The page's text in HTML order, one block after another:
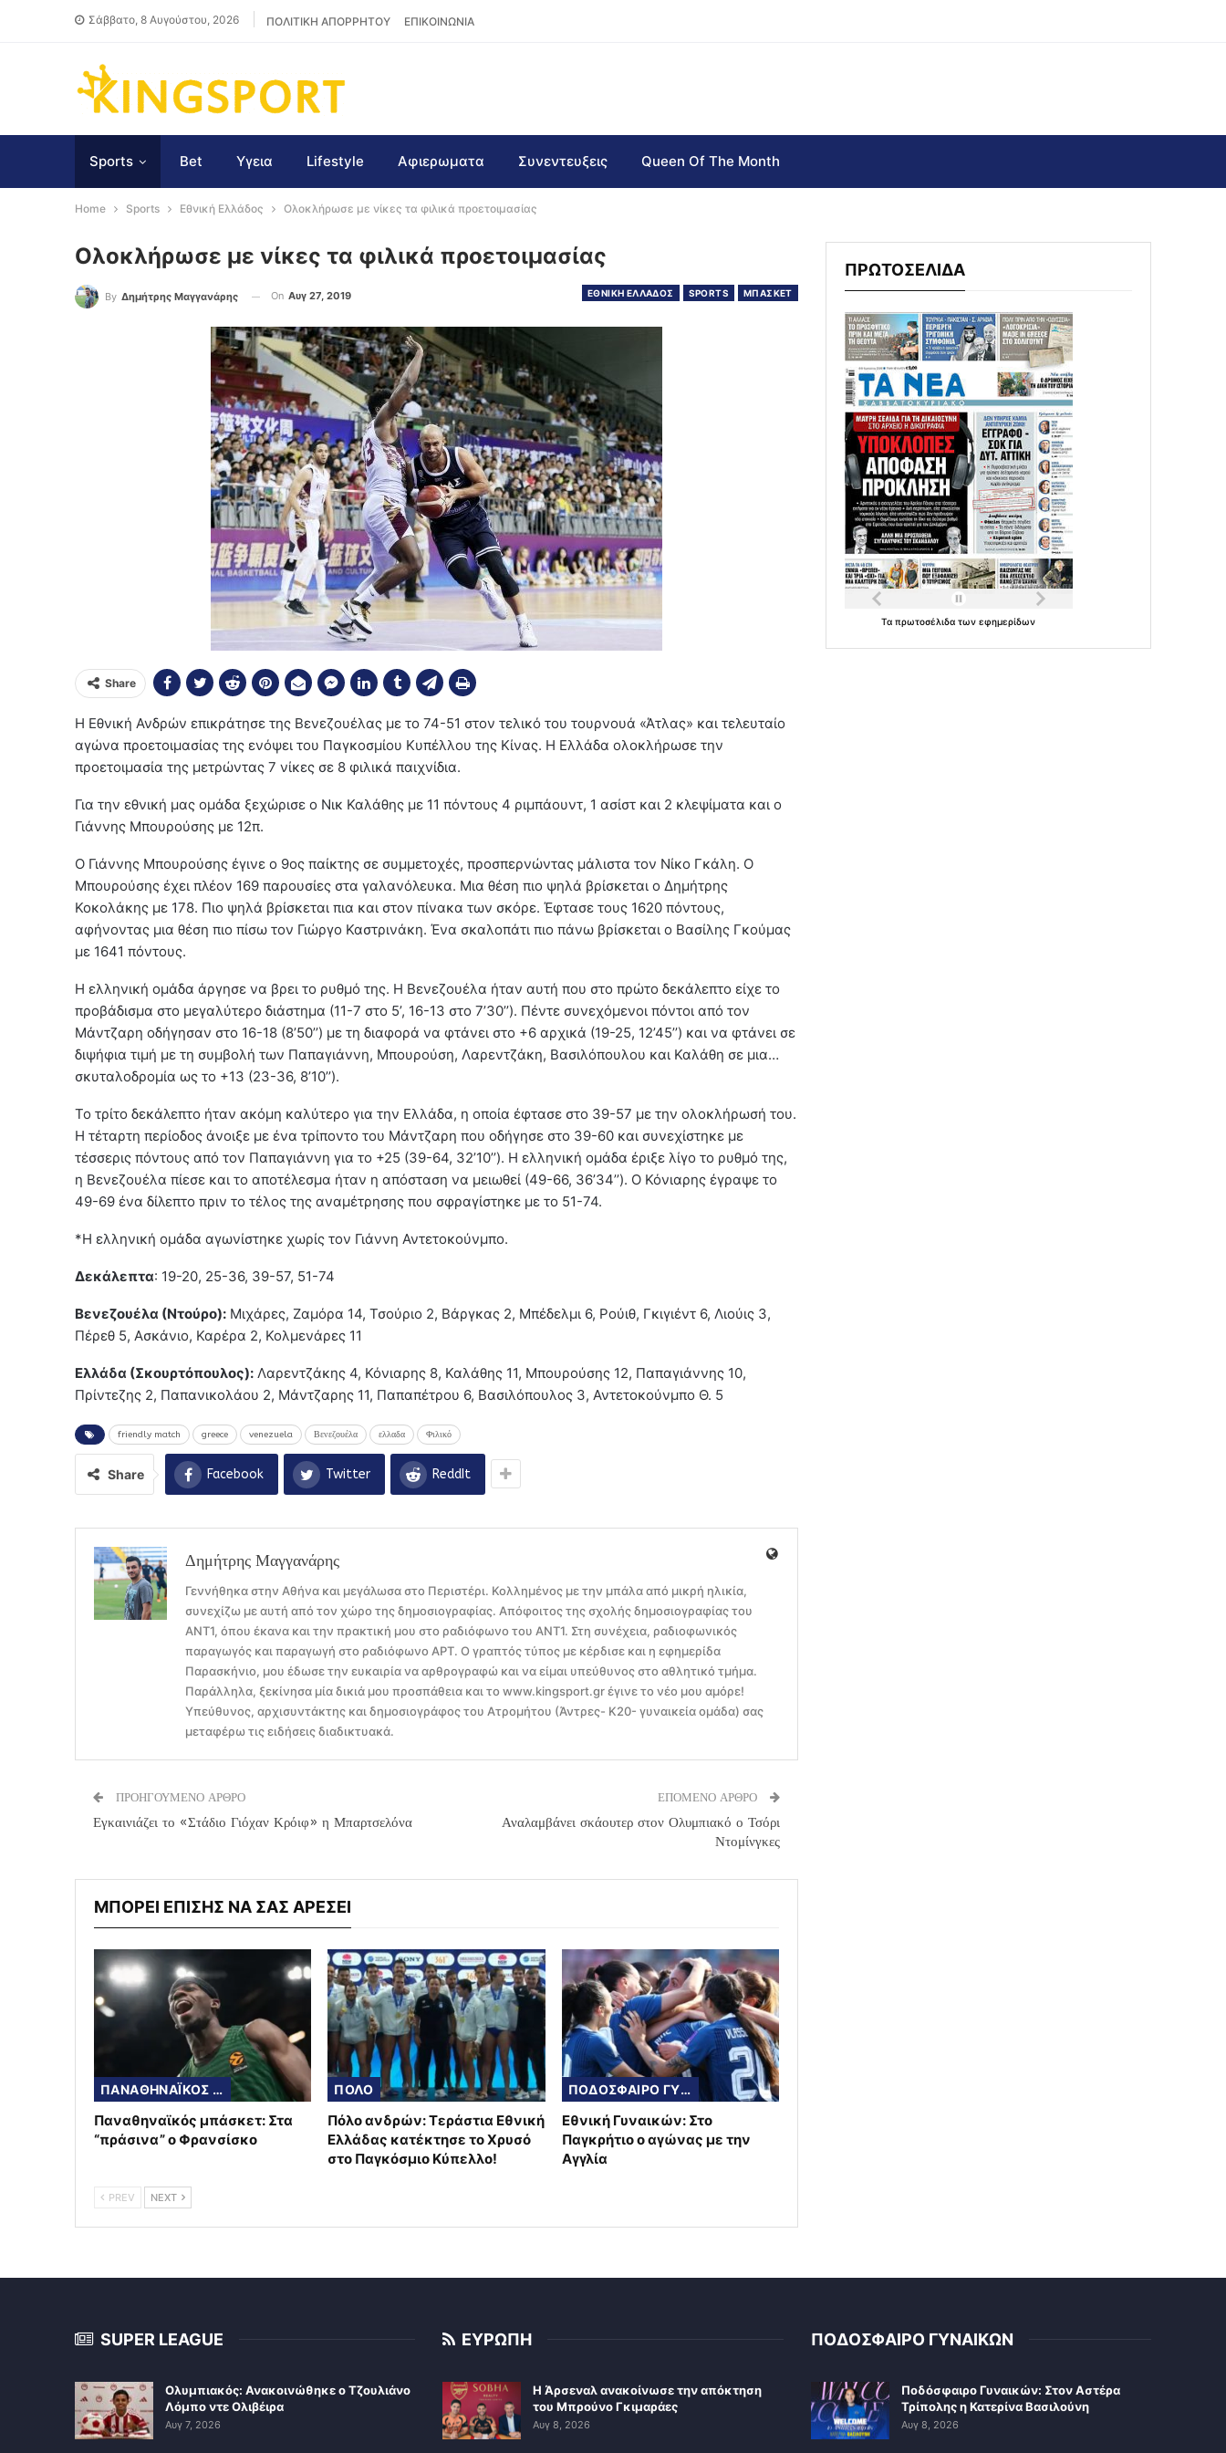
Σάββατο, 8 Αυγούστου, 2026 ΠΟΛΙΤΙΚΗ ΑΠΟΡΡΗΤΟΥ ΕΠΙΚΟΙΝΩΝΙΑ
Sports Bet Υγεια Lifestyle Αφιερωματα Συνεντευξεις Queen Of The Month
Home Sports Εθνική Ελλάδος Ολοκλήρωσε με νίκες τα φιλικά προετοιμασίας
Ολοκλήρωσε με νίκες τα φιλικά προετοιμασίας
ΕΘΝΙΚΗ ΕΛΛΑΔΟΣ SPORTS ΜΠΑΣΚΕΤ
By Δημήτρης Μαγγανάρης On Αυγ 27, 2019
Share
Η Εθνική Ανδρών επικράτησε της Βενεζουέλας με το 74-51 στον τελικό του τουρνουά «Άτλας» και τελευταίο
αγώνα προετοιμασίας της ενόψει του Παγκοσμίου Κυπέλλου της Κίνας. Η Ελλάδα ολοκλήρωσε την
προετοιμασία της μετρώντας 7 νίκες σε 8 φιλικά παιχνίδια.
Για την εθνική μας ομάδα ξεχώρισε ο Νικ Καλάθης με 11 πόντους 4 ριμπάουντ, 1 ασίστ και 2 κλεψίματα και ο
Γιάννης Μπουρούσης με 12π.
Ο Γιάννης Μπουρούσης έγινε ο 9ος παίκτης σε συμμετοχές, προσπερνώντας μάλιστα τον Νίκο Γκάλη. Ο
Μπουρούσης έχει πλέον 169 παρουσίες στα γαλανόλευκα. Μια θέση πιο ψηλά βρίσκεται ο Δημήτρης
Κοκολάκης με 178. Πιο ψηλά βρίσκεται πια και στον πίνακα των σκόρε. Έφτασε τους 1620 πόντους,
αφήνοντας μια θέση πιο πίσω τον Γιώργο Καστρινάκη. Ένα σκαλοπάτι πιο πάνω βρίσκεται ο Βασίλης Γκούμας
με 1641 πόντους.
Η ελληνική ομάδα άργησε να βρει το ρυθμό της. Η Βενεζουέλα ήταν αυτή που στο πρώτο δεκάλεπτο είχε το
προβάδισμα στο μεγαλύτερο διάστημα (11-7 στο 5’, 16-13 στο 7’30’’). Πέντε συνεχόμενοι πόντοι από τον
Μάντζαρη οδήγησαν στο 16-18 (8’50’’) με τη διαφορά να φτάνει στο +6 αρχικά (19-25, 12’45’’) και να φτάνει σε
διψήφια τιμή με τη συμβολή των Παπαγιάννη, Μπουρούση, Λαρεντζάκη, Βασιλόπουλου και Καλάθη σε μια…
σκυταλοδρομία ως το +13 (23-36, 8’10’’).
Το τρίτο δεκάλεπτο ήταν ακόμη καλύτερο για την Ελλάδα, η οποία έφτασε στο 39-57 με την ολοκλήρωσή του.
Η τέταρτη περίοδος άνοιξε με ένα τρίποντο του Μάντζαρη που οδήγησε στο 39-60 και συνεχίστηκε με
τέσσερις πόντους από τον Παπαγιάννη για το +25 (39-64, 32’10’’). Η ελληνική ομάδα έριξε λίγο το ρυθμό της,
η Βενεζουέλα πίεσε και το αποτέλεσμα ήταν η απόσταση να μειωθεί (49-66, 36’34’’). Ο Κόνιαρης έγραψε το
49-69 ένα δίλεπτο πριν το τέλος της αναμέτρησης που σφραγίστηκε με το 51-74.
*Η ελληνική ομάδα αγωνίστηκε χωρίς τον Γιάννη Αντετοκούνμπο.
Δεκάλεπτα: 19-20, 25-36, 39-57, 51-74
Βενεζουέλα (Ντούρο): Μιχάρες, Ζαμόρα 14, Τσούριο 2, Βάργκας 2, Μπέδελμι 6, Ρούιθ, Γκιγιέντ 6, Λιούις 3,
Πέρεθ 5, Ασκάνιο, Καρέρα 2, Κολμενάρες 11
Ελλάδα (Σκουρτόπουλος): Λαρεντζάκης 4, Κόνιαρης 8, Καλάθης 11, Μπουρούσης 12, Παπαγιάννης 10,
Πρίντεζης 2, Παπανικολάου 2, Μάντζαρης 11, Παπαπέτρου 6, Βασιλόπουλος 3, Αντετοκούνμπο Θ. 5
friendly match greece venezuela Βενεζουέλα ελλαδα Φιλικό
Share Facebook Twitter ReddIt
Δημήτρης Μαγγανάρης
Γεννήθηκα στην Αθήνα και μεγάλωσα στο Περιστέρι. Κολλημένος με την μπάλα από μικρή ηλικία,
συνεχίζω με αυτή από τον χώρο της δημοσιογραφίας. Απόφοιτος της σχολής δημοσιογραφίας του
ΑΝΤ1, όπου έκανα και την πρακτική μου στο ραδιόφωνο του ΑΝΤ1. Στη συνέχεια, ραδιοφωνικός
παραγωγός και παραγωγή στο ραδιόφωνο ΑΡΤ. Ο γραπτός τύπος με κέρδισε και η εφημερίδα
Παρασκήνιο, μου έδωσε την ευκαιρία να αρθρογραφώ και να είμαι υπεύθυνος στο αθλητικό τμήμα.
Παράλληλα, ξεκίνησα μία δικιά μου προσπάθεια και το www.kingsport.gr έγινε το νέο μου αμόρε!
Υπεύθυνος, αρχισυντάκτης και δημοσιογράφος του Ατρομήτου (Άντρες- Κ20- γυναικεία ομάδα) σας
μεταφέρω τις ειδήσεις διαδικτυακά.
ΠΡΟΗΓΟΥΜΕΝΟ ΑΡΘΡΟ
Εγκαινιάζει το «Στάδιο Γιόχαν Κρόιφ» η Μπαρτσελόνα
ΕΠΟΜΕΝΟ ΑΡΘΡΟ
Αναλαμβάνει σκάουτερ στον Ολυμπιακό ο Τσόρι
Ντομίνγκες
ΜΠΟΡΕΙ ΕΠΙΣΗΣ ΝΑ ΣΑΣ ΑΡΕΣΕΙ
ΠΑΝΑΘΗΝΑΪΚΟΣ ΜΠΑΣΚΕΤ
Παναθηναϊκός μπάσκετ: Στα
“πράσινα” ο Φρανσίσκο
ΠΟΛΟ
Πόλο ανδρών: Τεράστια Εθνική
Ελλάδας κατέκτησε το Χρυσό
στο Παγκόσμιο Κύπελλο!
ΠΟΔΟΣΦΑΙΡΟ ΓΥΝΑΙΚΩΝ
Εθνική Γυναικών: Στο
Παγκρήτιο ο αγώνας με την
Αγγλία
PREV NEXT
ΠΡΩΤΟΣΕΛΙΔΑ
Ταπρωτοσέλιδατωνεφημερίδων
SUPER LEAGUE
Ολυμπιακός: Ανακοινώθηκε ο Τζουλιάνο
Λόμπο ντε Ολιβέιρα
Αυγ 7, 2026
ΕΥΡΩΠΗ
Η Άρσεναλ ανακοίνωσε την απόκτηση
του Μπρούνο Γκιμαράες
Αυγ 8, 2026
ΠΟΔΟΣΦΑΙΡΟ ΓΥΝΑΙΚΩΝ
Ποδόσφαιρο Γυναικών: Στον Αστέρα
Τρίπολης η Κατερίνα Βασιλούνη
Αυγ 8, 2026